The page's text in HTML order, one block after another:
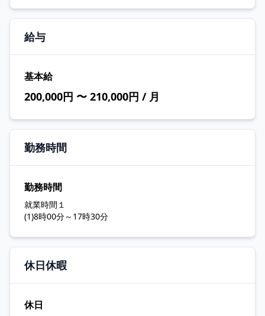
給与
基本給
200,000円 〜 210,000円 / 月
勤務時間
勤務時間
就業時間１
(1)8時00分～17時30分
休日休暇
休日